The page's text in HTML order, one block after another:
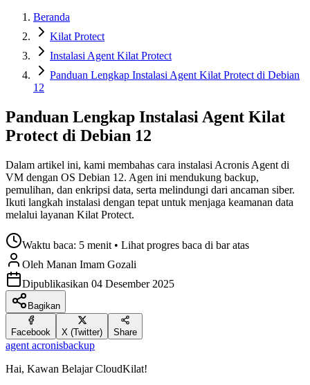
Beranda
Kilat Protect
Instalasi Agent Kilat Protect
Panduan Lengkap Instalasi Agent Kilat Protect di Debian
12
Panduan Lengkap Instalasi Agent Kilat
Protect di Debian 12
Dalam artikel ini, kami membahas cara instalasi Acronis Agent di
VM dengan OS Debian 12. Agen ini mendukung backup,
pemulihan, dan enkripsi data, serta melindungi dari ancaman siber.
Ikuti langkah instalasi dengan tepat untuk menjaga keamanan data
melalui layanan Kilat Protect.
Waktu baca: 5 menit • Lihat progres baca di bar atas
Oleh Manan Imam Gozali
Dipublikasikan 04 Desember 2025
Bagikan
Facebook X (Twitter) Share
agent acronisbackup
Hai, Kawan Belajar CloudKilat!